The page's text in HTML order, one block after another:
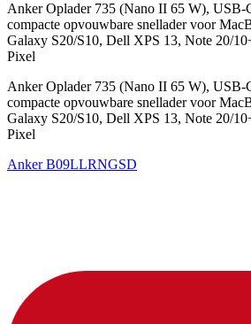
Anker Oplader 735 (Nano II 65 W), USB-
compacte opvouwbare snellader voor
Galaxy S20/S10, Dell XPS 13, Note 20/
Pixel
Anker Oplader 735 (Nano II 65 W), USB-
compacte opvouwbare snellader voor
Galaxy S20/S10, Dell XPS 13, Note 20/
Pixel
AnkerB09LLRNGSD